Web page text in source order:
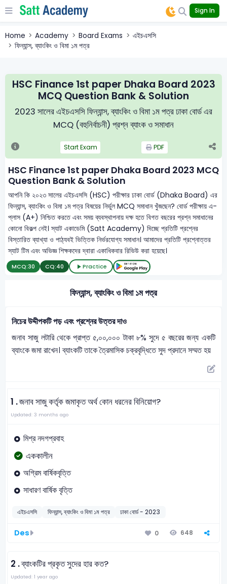
Sign In
Home Academy Board Exams
এইচএসসি
ফিন্যান্স, ব্যাংকিং ও বিমা ১ম পত্র
HSC Finance 1st paper Dhaka Board 2023
MCQ Question Bank & Solution
2023 সালের এইচএসসি ফিন্যান্স, ব্যাংকিং ও বিমা ১ম পত্র ঢাকা বোর্ড এর
MCQ (বহুনির্বাচনী) প্রশ্ন ব্যাংক ও সমাধান
Start Exam PDF
HSC Finance 1st paper Dhaka Board 2023 MCQ
Question Bank & Solution
আপনি কি ২০২৩ সালের এইচএসসি (HSC) পরীক্ষার ঢাকা বোর্ড (Dhaka Board) এর
ফিন্যান্স, ব্যাংকিং ও বিমা ১ম পত্র বিষয়ের নির্ভুল MCQ সমাধান খুঁজছেন? বোর্ড পরীক্ষায় এ-
প্লাস (A+) নিশ্চিত করতে এবং সময় ব্যবস্থাপনায় দক্ষ হতে বিগত বছরের প্রশ্ন সমাধানের
কোনো বিকল্প নেই। স্যাট একাডেমি (Satt Academy) দিচ্ছে প্রতিটি প্রশ্নের
বিস্তারিত ব্যাখ্যা ও পাঠ্যবই ভিত্তিক নির্ভরযোগ্য সমাধান। আমাদের প্রতিটি প্রশ্নোত্তর
স্যাট টিম এবং অভিজ্ঞ শিক্ষকদের দ্বারা একাধিকবার রিভিউ করা হয়েছে।
MCQ:30 CQ:40 Practice
ফিন্যান্স, ব্যাংকিং ও বিমা ১ম পত্র
নিচের উদ্দীপকটি পড় এবং প্রশ্নের উত্তর দাও
জনাব সাজু লটারি থেকে প্রাপ্ত ৫,০০,০০০ টাকা ৮% সুদে ৫ বছরের জন্য একটি
ব্যাংকে জমা রাখেন। ব্যাংকটি তাকে ত্রৈমাসিক চক্রবৃদ্ধিতে সুদ প্রদানে সম্মত হয়
1 .জনাব সাজু কর্তৃক জমাকৃত অর্থ কোন ধরনের বিনিয়োগ?
Updated: 3 months ago
মিশ্র নদগপ্রবাহ
এককালীন
অগ্রিম বার্ষিকবৃত্তি
সাধারণ বার্ষিক বৃত্তি
এইচএসসি ফিন্যান্স, ব্যাংকিং ও বিমা ১ম পত্র ঢাকা বোর্ড - 2023
Des 0 648
2 .ব্যাংকটির প্রকৃত সুদের হার কত?
Updated: 1 year ago